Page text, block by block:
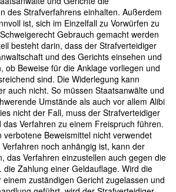
des Strafverfahrens einhalten. Außerdem
ist, sich im Einzelfall zu Vorwürfen zu
Gebrauch gemacht werden
besteht darin, dass der Strafverteidiger
und des Gerichts einsehen und
ob Beweise für die Anklage vorliegen und
sind. Die Widerlegung kann
auch nicht. So müssen Staatsanwälte und
Umstände als auch vor allem Alibi
nicht der Fall, muss der Strafverteidiger
Verfahren zu einem Freispruch führen.
verbotene Beweismittel nicht verwendet
noch anhängig ist, kann der
das Verfahren einzustellen auch gegen die
die Zahlung einer Geldauflage. Wird die
zuständigen Gericht zugelassen und